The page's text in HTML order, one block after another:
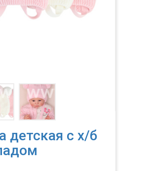
детская с х/б